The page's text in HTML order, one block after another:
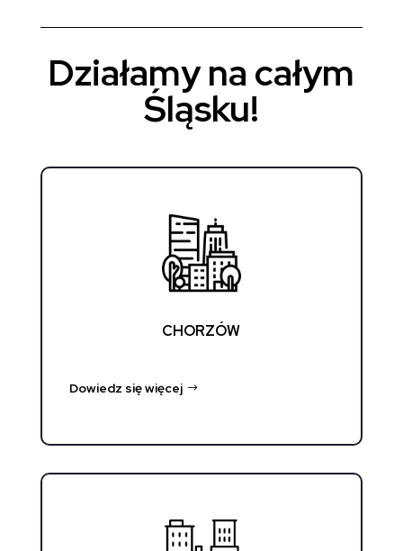
Działamy na całym
Śląsku!
CHORZÓW
Dowiedz się więcej